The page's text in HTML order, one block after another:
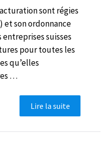
sont régies
et son ordonnance
entreprises suisses
pour toutes les
qu’elles
…
Lire la suite